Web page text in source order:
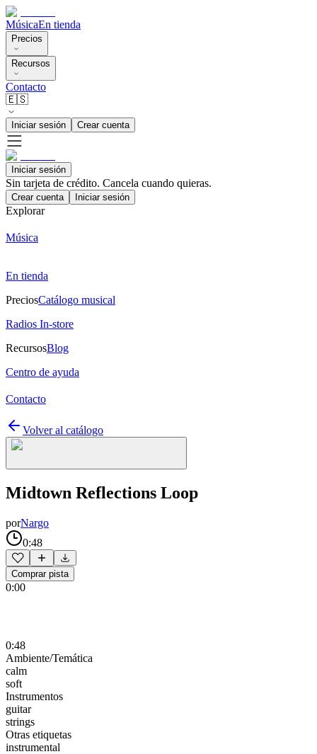
MúsicaEn tienda
Precios
Recursos
Contacto
🇪🇸
Iniciar sesión Crear cuenta
Iniciar sesión
Sin tarjeta de crédito. Cancela cuando quieras.
Crear cuenta Iniciar sesión
Explorar
Música
En tienda
PreciosCatálogo musical
Radios In-store
RecursosBlog
Centro de ayuda
Contacto
Volver al catálogo
Midtown Reflections Loop
porNargo
0:48
Comprar pista
0:00
0:48
Ambiente/Temática
calm
soft
Instrumentos
guitar
strings
Otras etiquetas
instrumental